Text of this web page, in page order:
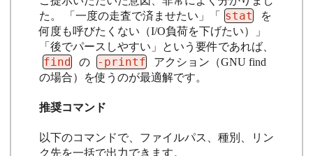
た。 「一度の走査で済ませたい」「
stat
を
何度も呼びたくない（I/O負荷を下げたい）」
「後でパースしやすい」という要件であれば、
find の -printf
アクション（GNU find
の場合）を使うのが最適解です。
推奨コマンド
以下のコマンドで、ファイルパス、種別、リン
ク先を一括で出力できます。